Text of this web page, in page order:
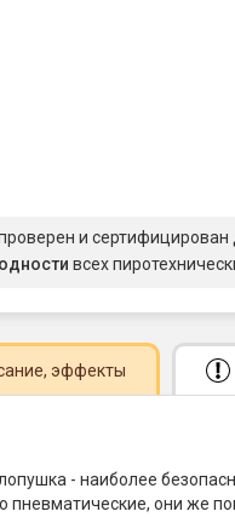
и
всех
, эффекты
- наиболее
пневматические, они же